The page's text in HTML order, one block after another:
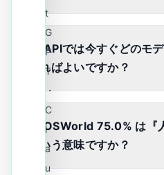
APIでは今すぐどのモ
めればよいですか？
OSWorld 75.0% は『
という意味ですか？
t
G
P
T
・
C
l
a
u